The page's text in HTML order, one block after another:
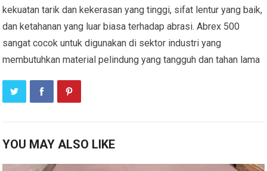
kekuatan tarik dan kekerasan yang tinggi, sifat lentur yang baik,
dan ketahanan yang luar biasa terhadap abrasi. Abrex 500
sangat cocok untuk digunakan di sektor industri yang
membutuhkan material pelindung yang tangguh dan tahan lama
YOU MAY ALSO LIKE